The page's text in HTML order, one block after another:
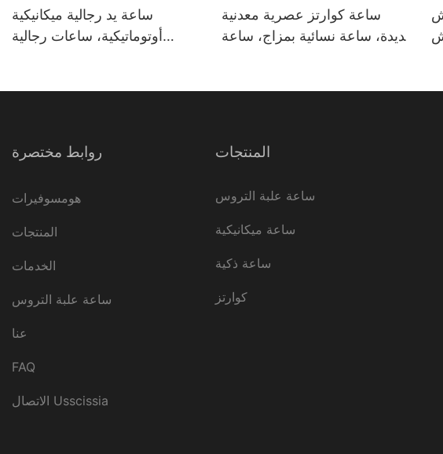
ساعة يد رجالية ميكانيكية
أوتوماتيكية، ساعات رجالية
ساعة كوارتز عصرية معدنية
جديدة، ساعة نسائية بمزاج، ساعة
روابط مختصرة
هومسوفيرات
المنتجات
الخدمات
عنا
FAQ
الاتصال Usscissia
المنتجات
ساعة علبة التروس
ساعة ميكانيكية
ساعة ذكية
كوارتز